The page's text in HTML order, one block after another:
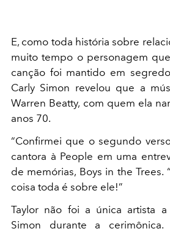
E, como toda história sobre
muito tempo o personagem
canção foi mantido em
Carly Simon revelou que a
Warren Beatty, com quem ela
anos 70.
“Confirmei que o segundo
cantora à People em uma
de memórias, Boys in the Trees.
coisa toda é sobre ele!”
Taylor não foi a única artista a
Simon durante a